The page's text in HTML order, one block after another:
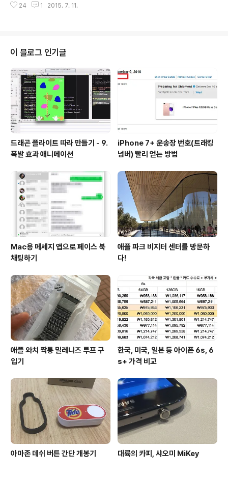
길 결심을 했다. 이런 단순한 생각은 정말 경기도 오산이었
게 News App을 내놓았고 기존에 Flipboard 등 다양한
하고 News App은 찾아 볼 수 없었다. 활성화 하기New
s App을 실행하기 위해서는 약간의 트릭이 필요하다. 아
직까지 News App은 미국?만 지원한다. iTunes의 미국
계정이 있더라도 활성화 되지 않는다. 설정(Settings) >
General(일반) > Lan..
24 1 2015. 7. 11.
이 블로그 인기글
드래곤 플라이트 따라 만들기 - 9.
폭발 효과 애니메이션
iPhone 7+ 운송장 번호(트래킹
넘버) 빨리 얻는 방법
Mac용 메세지 앱으로 페이스 북
채팅하기
애플 파크 비지터 센터를 방문하
다!
애플 와치 짝퉁 밀레니즈 루프 구
입기
한국, 미국, 일본 등 아이폰 6s, 6
s+ 가격 비교
아마존 데쉬 버튼 간단 개봉기 대륙의 카피, 샤오미 MiKey